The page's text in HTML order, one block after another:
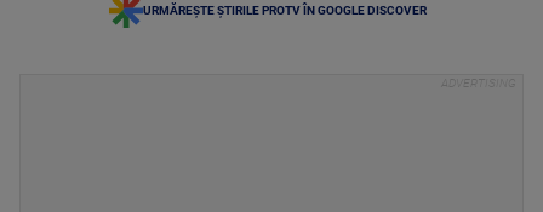
URMĂREȘTE ȘTIRILE PROTV ÎN GOOGLE DISCOVER